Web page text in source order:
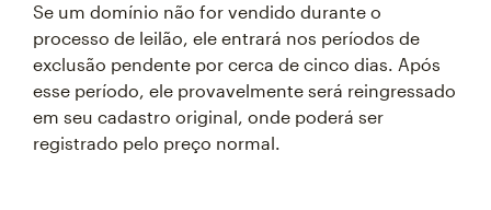
Se um domínio não for vendido durante o
processo de leilão, ele entrará nos períodos de
exclusão pendente por cerca de cinco dias. Após
esse período, ele provavelmente será reingressado
em seu cadastro original, onde poderá ser
registrado pelo preço normal.